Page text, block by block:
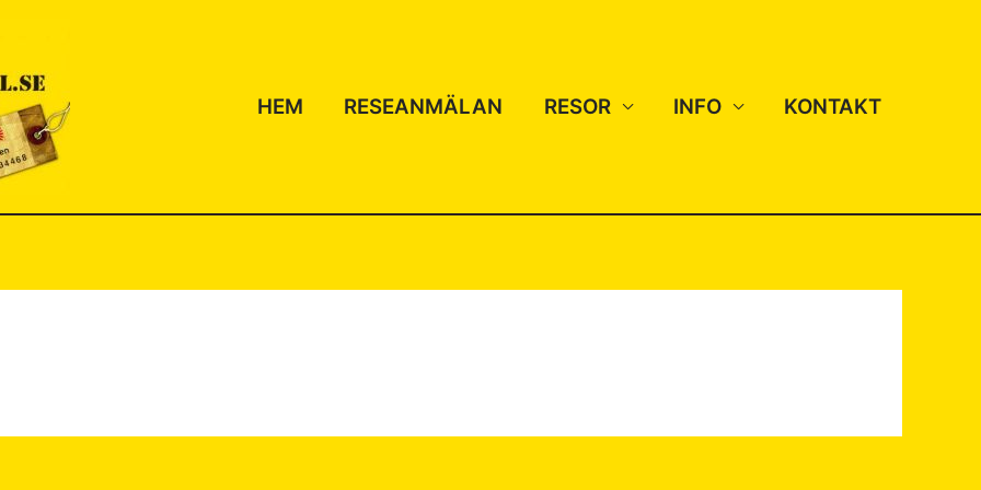
HEM RESEANMÄLAN RESOR INFO KONTAKT